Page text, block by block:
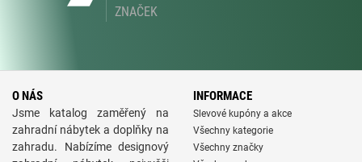
ZNAČEK
O NÁS
Jsme katalog zaměřený na
zahradní nábytek a doplňky na
zahradu. Nabízíme designový
INFORMACE
Slevové kupóny a akce
Všechny kategorie
Všechny značky